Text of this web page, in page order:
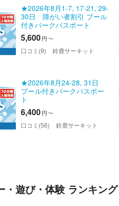
★2026年8月1-7, 17-21, 29-
30日 障がい者割引 プール
付きパークパスポート
5,600円 〜
口コミ(9) 鈴鹿サーキット
★2026年8月24-28, 31日
プール付きパークパスポー
ト
6,400円 〜
口コミ(56) 鈴鹿サーキット
・遊び・体験 ランキング